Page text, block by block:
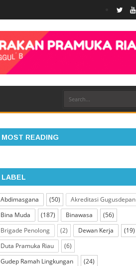
MOST READING
LABEL
Abdimasgana (50) Akreditasi Gugusdepan
Bina Muda
(187) Binawasa
(56)
Brigade Penolong
(2) Dewan Kerja
(19)
Duta Pramuka Riau
(6)
Gudep Ramah Lingkungan
(24)